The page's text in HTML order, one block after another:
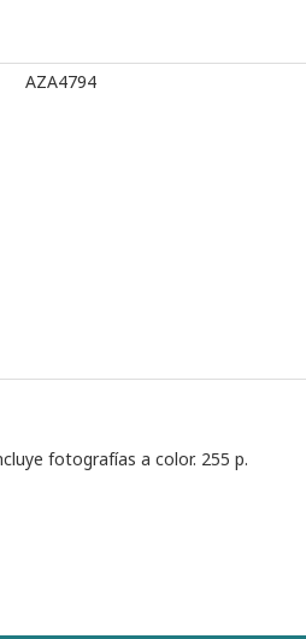
AZA4794
fotografías a color. 255 p.